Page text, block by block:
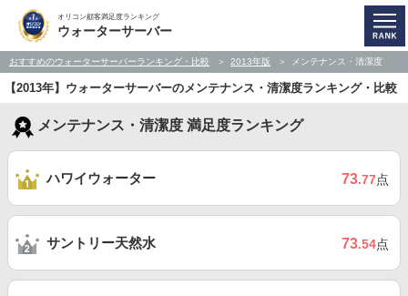
オリコン顧客満足度ランキング
ウォーターサーバー
おすすめのウォーターサーバーランキング・比較 2013年版 メンテナンス・清潔度
【2013年】ウォーターサーバーのメンテナンス・清潔度ランキング・比較
メンテナンス・清潔度 満足度ランキング
ハワイウォーター 73.77点
サントリー天然水 73.54点